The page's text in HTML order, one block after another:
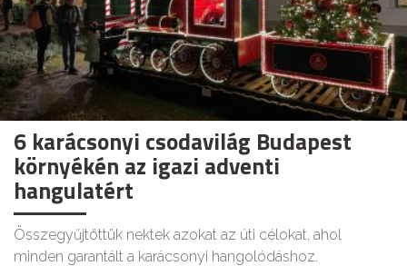
6 karácsonyi csodavilág Budapest
környékén az igazi adventi
hangulatért
Összegyűjtöttük nektek azokat az úti célokat, ahol
minden garantált a karácsonyi hangolódáshoz.